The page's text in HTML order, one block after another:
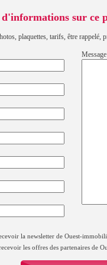
d'informations sur ce
plaquettes, tarifs, être rappelé,
Message
la newsletter de Ouest-
les offres des partenaires de